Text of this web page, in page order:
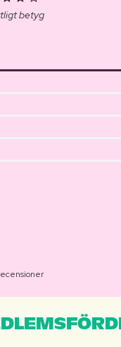
betyg